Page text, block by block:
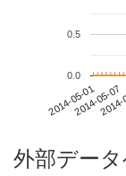
2014-05-012014-05-07
0.0
0.5
外部デー